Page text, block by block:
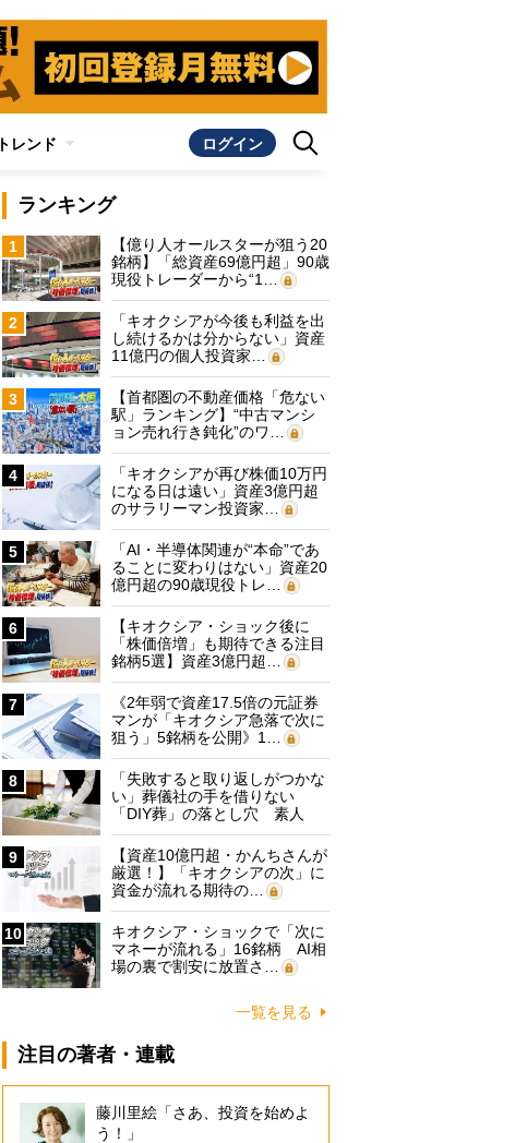
トレンド ログイン
ランキング
1
【億り人オールスターが狙う20
銘柄】「総資産69億円超」90歳
現役トレーダーから“1…
2
「キオクシアが今後も利益を出
し続けるかは分からない」資産
11億円の個人投資家…
3
【首都圏の不動産価格「危ない
駅」ランキング】“中古マンシ
ョン売れ行き鈍化”のワ…
4
「キオクシアが再び株価10万円
になる日は遠い」資産3億円超
のサラリーマン投資家…
5
「AI・半導体関連が“本命”であ
ることに変わりはない」資産20
億円超の90歳現役トレ…
6
【キオクシア・ショック後に
「株価倍増」も期待できる注目
銘柄5選】資産3億円超…
7
《2年弱で資産17.5倍の元証券
マンが「キオクシア急落で次に
狙う」5銘柄を公開》1…
8
「失敗すると取り返しがつかな
い」葬儀社の手を借りない
「DIY葬」の落とし穴 素人
に…
9
【資産10億円超・かんちさんが
厳選！】「キオクシアの次」に
資金が流れる期待の…
10
キオクシア・ショックで「次に
マネーが流れる」16銘柄 AI相
場の裏で割安に放置さ…
一覧を見る
注目の著者・連載
藤川里絵「さあ、投資を始めよ
う！」